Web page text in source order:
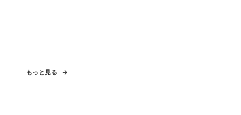
もっと見る